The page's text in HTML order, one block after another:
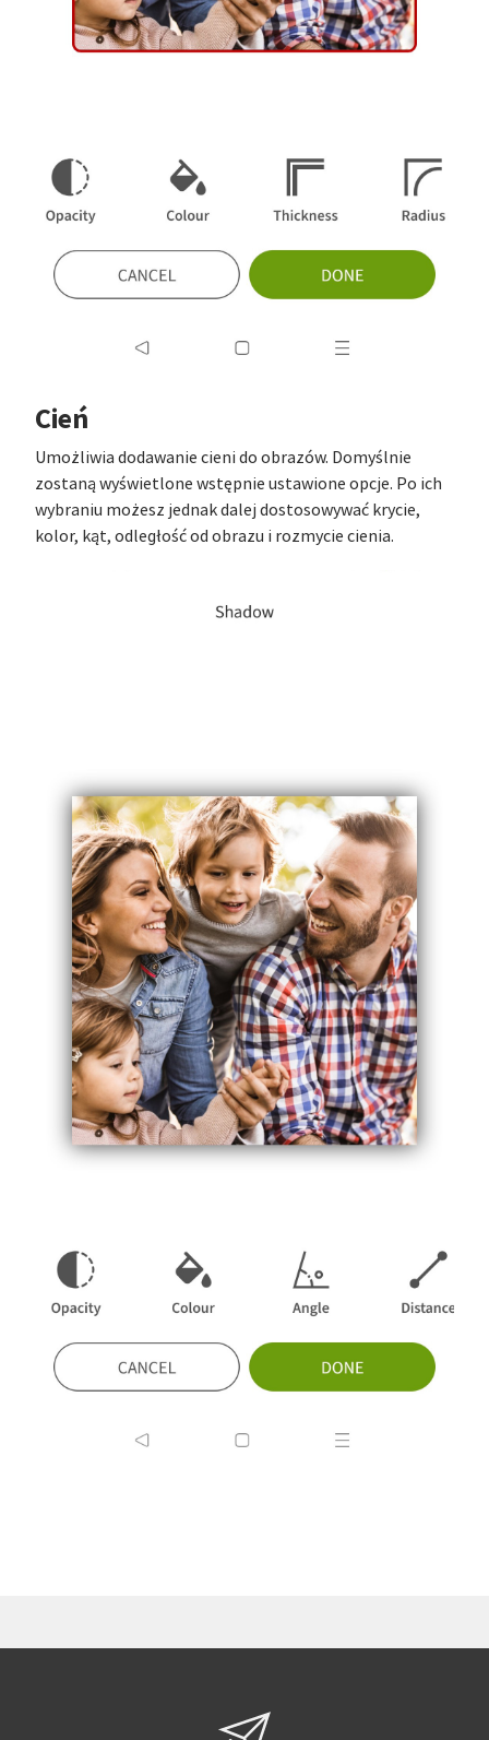
Cień
Umożliwia dodawanie cieni do obrazów. Domyślnie
zostaną wyświetlone wstępnie ustawione opcje. Po ich
wybraniu możesz jednak dalej dostosowywać krycie,
kolor, kąt, odległość od obrazu i rozmycie cienia.